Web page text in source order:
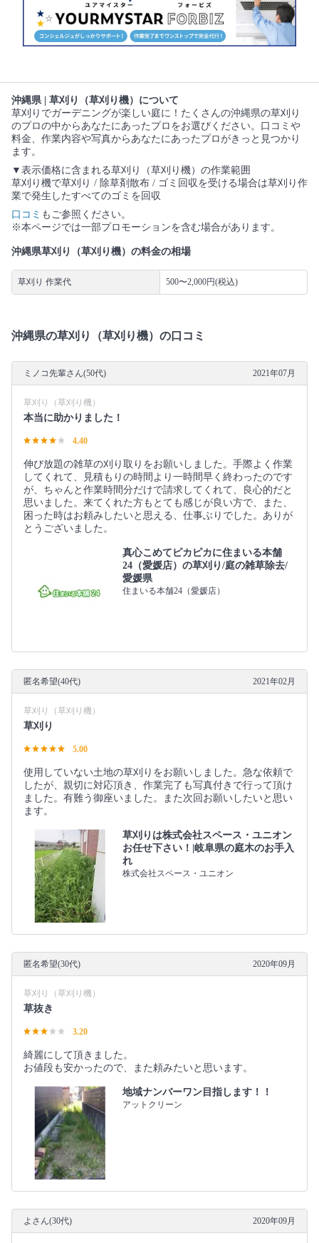
沖縄県 | 草刈り（草刈り機）について
草刈りでガーデニングが楽しい庭に！たくさんの沖縄県の草刈り
のプロの中からあなたにあったプロをお選びください。口コミや
料金、作業内容や写真からあなたにあったプロがきっと見つかり
ます。
▼表示価格に含まれる草刈り（草刈り機）の作業範囲
草刈り機で草刈り / 除草剤散布 / ゴミ回収を受ける場合は草刈り作
業で発生したすべてのゴミを回収
口コミ もご参照ください。
※本ページでは一部プロモーションを含む場合があります。
沖縄県草刈り（草刈り機）の料金の相場
草刈り 作業代 500〜2,000円(税込)
沖縄県の草刈り（草刈り機）の口コミ
ミノコ先輩さん(50代) 2021年07月
草刈り（草刈り機）
本当に助かりました！
4.40
伸び放題の雑草の刈り取りをお願いしました。手際よく作業
してくれて、見積もりの時間より一時間早く終わったのです
が、ちゃんと作業時間分だけで請求してくれて、良心的だと
思いました。来てくれた方もとても感じが良い方で、また、
困った時はお頼みしたいと思える、仕事ぶりでした。ありが
とうございました。
真心こめてピカピカに住まいる本舗
24（愛媛店）の草刈り/庭の雑草除去/
愛媛県
住まいる本舗24（愛媛店）
匿名希望(40代) 2021年02月
草刈り（草刈り機）
草刈り
5.00
使用していない土地の草刈りをお願いしました。急な依頼で
したが、親切に対応頂き、作業完了も写真付きで行って頂け
ました。有難う御座いました。また次回お願いしたいと思い
ます。
草刈りは株式会社スペース・ユニオン
お任せ下さい！|岐阜県の庭木のお手入
れ
株式会社スペース・ユニオン
匿名希望(30代) 2020年09月
草刈り（草刈り機）
草抜き
3.20
綺麗にして頂きました。
お値段も安かったので、また頼みたいと思います。
地域ナンバーワン目指します！！
アットクリーン
よさん(30代) 2020年09月